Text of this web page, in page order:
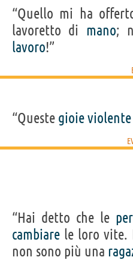
“Quello mi ha
lavoretto di mano;
lavoro!”
“Queste gioieviolente
“Hai detto che le
cambiare le loro vite.
non sono più una